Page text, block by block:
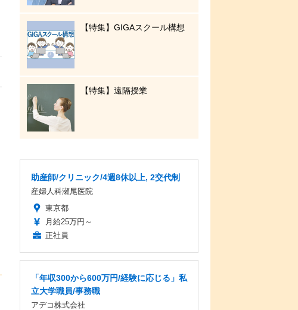
【特集】GIGAスクール構想
【特集】遠隔授業
助産師/クリニック/4週8休以上, 2交代制
産婦人科瀬尾医院
東京都
月給25万円～
正社員
「年収300から600万円/経験に応じる」私
立大学職員/事務職
アデコ株式会社